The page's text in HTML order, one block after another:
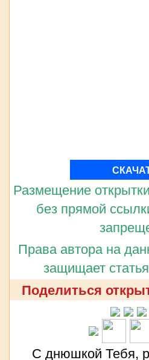
Размещение
без прямой
Права автора на
защищает
Поделиться
С днюшкой Тебя,